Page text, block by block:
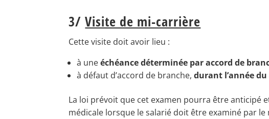
3/Visite de mi-carrière
Cette visite doit avoir lieu :
à uneéchéance déterminée par accord de
à défaut d’accord de branche,durant l’année
La loi prévoit que cet examen pourra être anticipé
médicale lorsque le salarié doit être examiné par